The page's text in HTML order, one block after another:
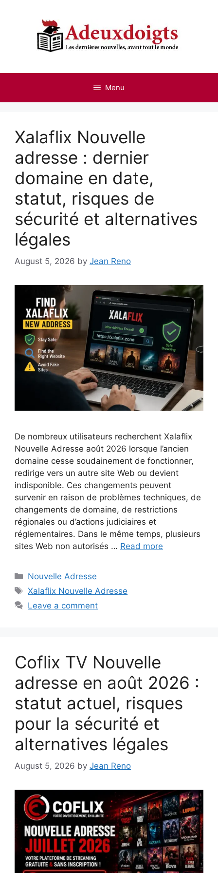
Menu
Xalaflix Nouvelle
adresse : dernier
domaine en date,
statut, risques de
sécurité et alternatives
légales
August 5, 2026 by Jean Reno
De nombreux utilisateurs recherchent Xalaflix
Nouvelle Adresse août 2026 lorsque l’ancien
domaine cesse soudainement de fonctionner,
redirige vers un autre site Web ou devient
indisponible. Ces changements peuvent
survenir en raison de problèmes techniques, de
changements de domaine, de restrictions
régionales ou d’actions judiciaires et
réglementaires. Dans le même temps, plusieurs
sites Web non autorisés … Read more
Categories
Nouvelle Adresse
Tags
Xalaflix Nouvelle Adresse
Leave a comment
Coflix TV Nouvelle
adresse en août 2026 :
statut actuel, risques
pour la sécurité et
alternatives légales
August 5, 2026 by Jean Reno